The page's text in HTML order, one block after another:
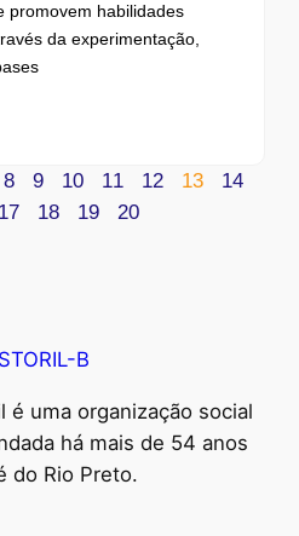
promovem habilidades
da experimentação,
8 9 10 11 12 13
14
17 18 19 20
é uma organização social
há mais de 54 anos
do Rio Preto.